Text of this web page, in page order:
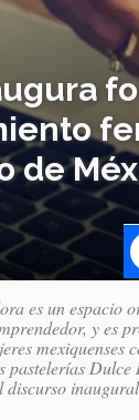
de
es un espacio
y es
mexiquenses
pastelerías Dulce